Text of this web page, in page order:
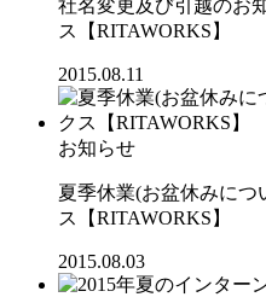
社名変更及び引越のお
ス【RITAWORKS】
2015.08.11
お知らせ
夏季休業(お盆休みにつ
ス【RITAWORKS】
2015.08.03